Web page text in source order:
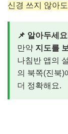
신경 쓰지 않아도
📌 알아두세
만약 지도를
나침반 앱의
의 북쪽(진북)
더 정확해요.